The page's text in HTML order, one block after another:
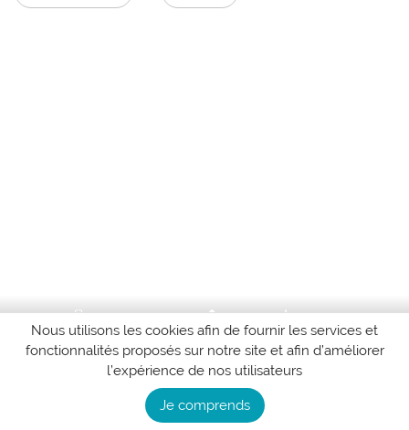
Home Biosphere Meditation Relaxation Plus
Cap Zen International.
Conditions générales d'utilisation
Nous utilisons les cookies afin de fournir les services et
fonctionnalités proposés sur notre site et afin d’améliorer
l’expérience de nos utilisateurs
Je comprends